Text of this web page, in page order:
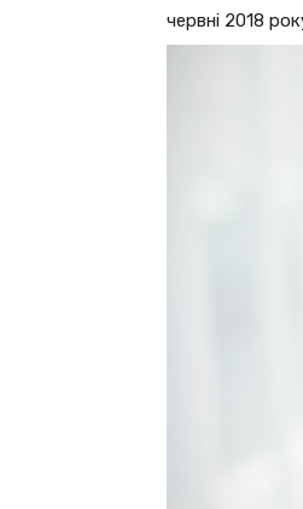
червні 2018